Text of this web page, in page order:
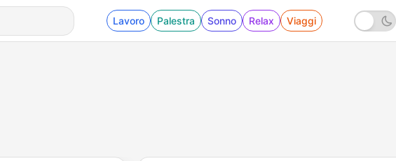
Lavoro Palestra Sonno Relax Viaggi